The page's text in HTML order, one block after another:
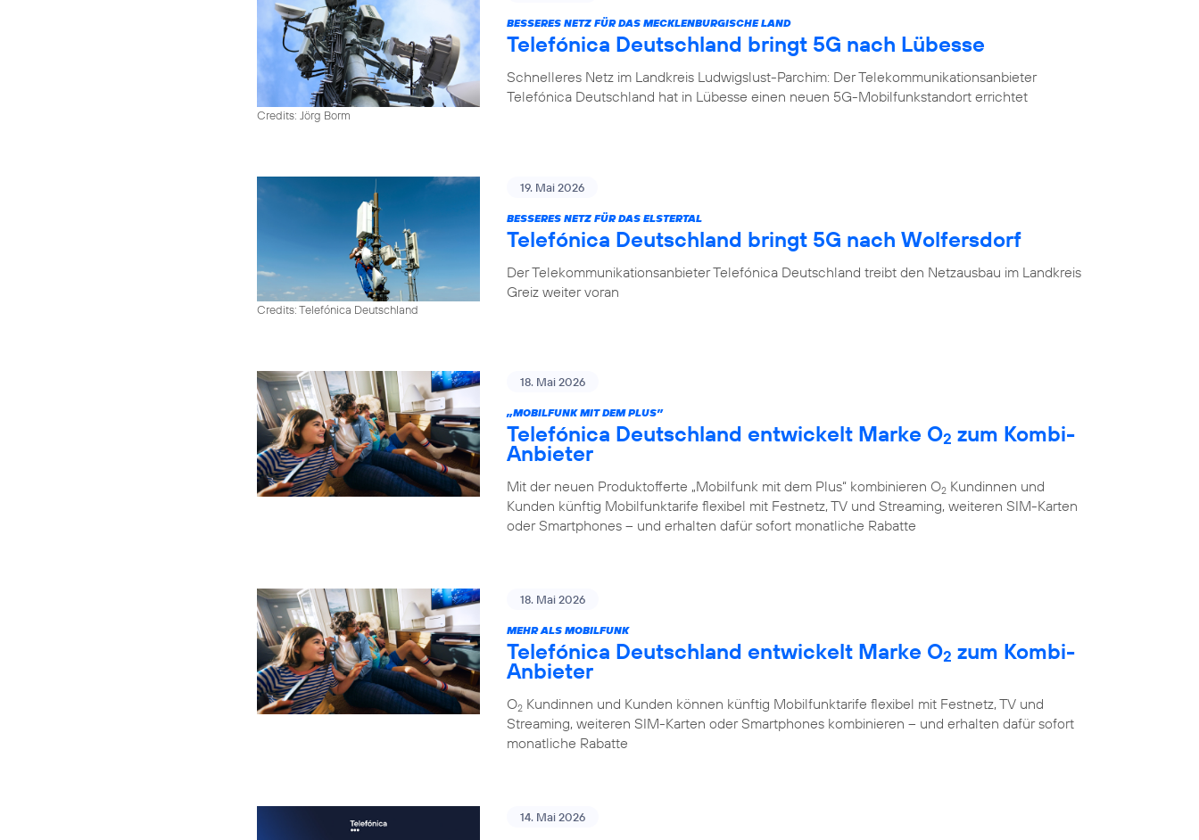
Credits: Jörg Borm
BESSERES NETZ FÜR DAS MECKLENBURGISCHE LAND
Telefónica Deutschland bringt 5G nach Lübesse
Schnelleres Netz im Landkreis Ludwigslust-Parchim: Der Telekommunikationsanbieter
Telefónica Deutschland hat in Lübesse einen neuen 5G-Mobilfunkstandort errichtet
Credits: Telefónica Deutschland
19. Mai 2026
BESSERES NETZ FÜR DAS ELSTERTAL
Telefónica Deutschland bringt 5G nach Wolfersdorf
Der Telekommunikationsanbieter Telefónica Deutschland treibt den Netzausbau im Landkreis
Greiz weiter voran
18. Mai 2026
„MOBILFUNK MIT DEM PLUS”
Telefónica Deutschland entwickelt Marke O2 zum Kombi-
Anbieter
Mit der neuen Produktofferte „Mobilfunk mit dem Plus“ kombinieren O2 Kundinnen und
Kunden künftig Mobilfunktarife flexibel mit Festnetz, TV und Streaming, weiteren SIM-Karten
oder Smartphones – und erhalten dafür sofort monatliche Rabatte
18. Mai 2026
MEHR ALS MOBILFUNK
Telefónica Deutschland entwickelt Marke O2 zum Kombi-
Anbieter
O2 Kundinnen und Kunden können künftig Mobilfunktarife flexibel mit Festnetz, TV und
Streaming, weiteren SIM-Karten oder Smartphones kombinieren – und erhalten dafür sofort
monatliche Rabatte
14. Mai 2026